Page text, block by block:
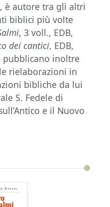
è autore tra gli altri
biblici più volte
, 3 voll., EDB,
dei cantici, EDB,
pubblicano inoltre
rielaborazioni in
bibliche da lui
S. Fedele di
e il Nuovo